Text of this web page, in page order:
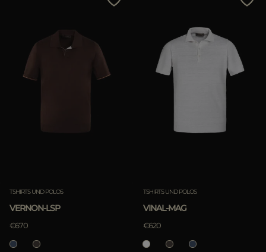
TSHIRTS UND POLOS
VERNON-LSP
€670
TSHIRTS UND POLOS
VINAL-MAG
€620